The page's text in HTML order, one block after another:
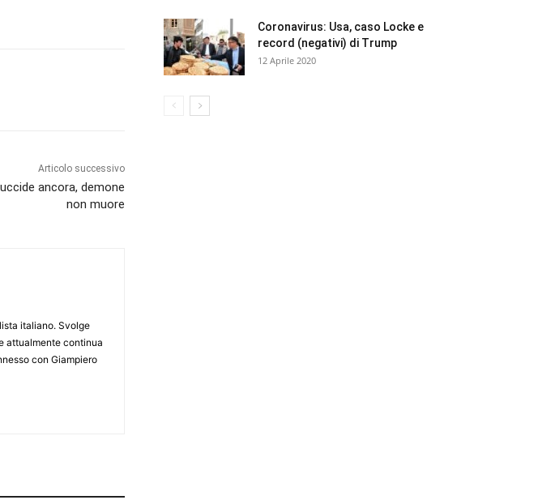
Articolo successivo
ancora, demone
non muore
italiano. Svolge
attualmente continua
con Giampiero
Coronavirus: Usa, caso Locke e
record (negativi) di Trump
12 Aprile 2020